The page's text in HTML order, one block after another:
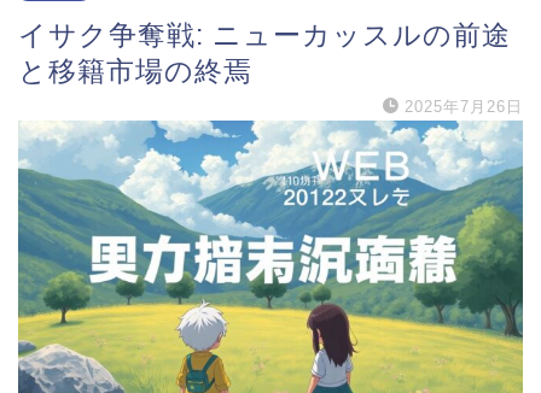
イサク争奪戦: ニューカッスルの前途
と移籍市場の終焉
2025年7月26日